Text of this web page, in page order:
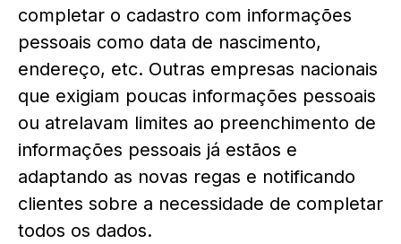
completar o cadastro com informações
pessoais como data de nascimento,
endereço, etc. Outras empresas nacionais
que exigiam poucas informações pessoais
ou atrelavam limites ao preenchimento de
informações pessoais já estãos e
adaptando as novas regas e notificando
clientes sobre a necessidade de completar
todos os dados.